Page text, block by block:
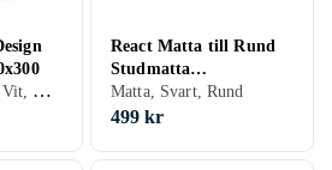
Matta, Polyester, Vit, Grå, Brun, Gul, Beige, Stora mattor
React Matta till Rund
Studmatta
TRAMPOLINE RUG
ROUND 10
Matta, Svart, Rund
499 kr